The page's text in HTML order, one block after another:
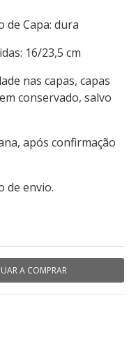
dura
23,5 cm
nas capas, capas
conservado, salvo
após confirmação
de envio.
A COMPRAR